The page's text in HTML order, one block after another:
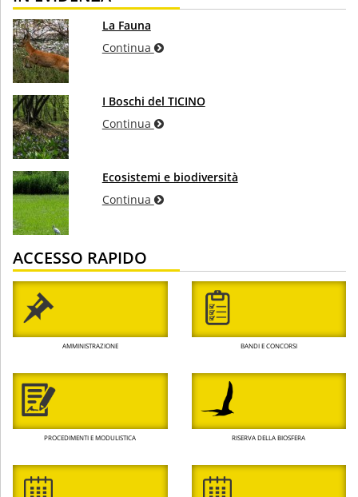
La Fauna
Continua
I Boschi del TICINO
Continua
Ecosistemi e biodiversità
Continua
ACCESSO RAPIDO
AMMINISTRAZIONE BANDI E CONCORSI
PROCEDIMENTI E MODULISTICA RISERVA DELLA BIOSFERA